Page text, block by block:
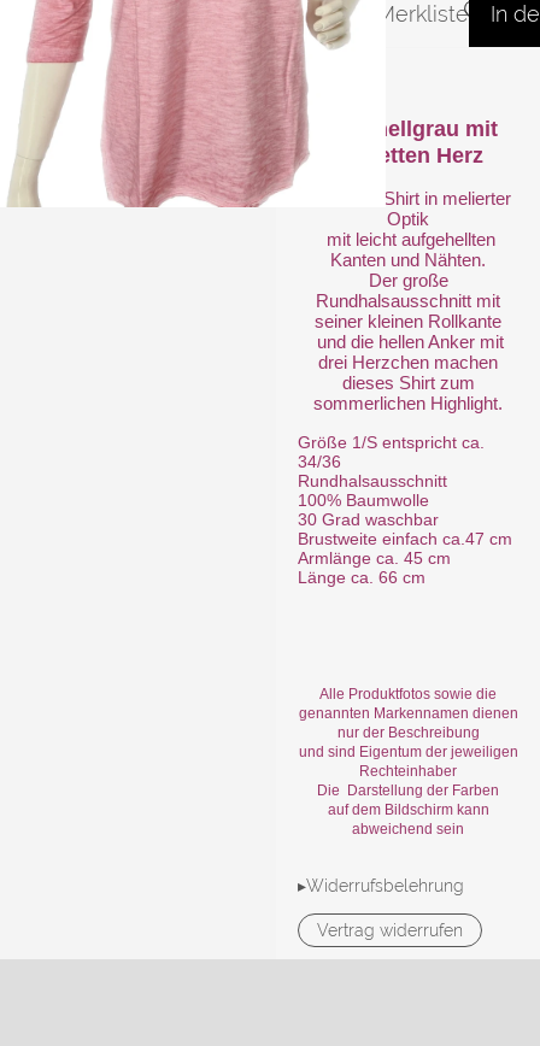
Auf die Merkliste In
Shirt hellgrau mit
Pailletten Herz
Schickes Shirt in melierter
Optik
mit leicht aufgehellten
Kanten und Nähten.
Der große
Rundhalsausschnitt mit
seiner kleinen Rollkante
und die hellen Anker mit
drei Herzchen machen
dieses Shirt zum
sommerlichen Highlight.
Größe 1/S entspricht ca.
34/36
Rundhalsausschnitt
100% Baumwolle
30 Grad waschbar
Brustweite einfach ca.47 cm
Armlänge ca. 45 cm
Länge ca. 66 cm
Alle Produktfotos sowie die
genannten Markennamen dienen
nur der Beschreibung
und sind Eigentum der jeweiligen
Rechteinhaber
Die Darstellung der Farben
auf dem Bildschirm kann
abweichend sein
▸Widerrufsbelehrung
Vertrag widerrufen